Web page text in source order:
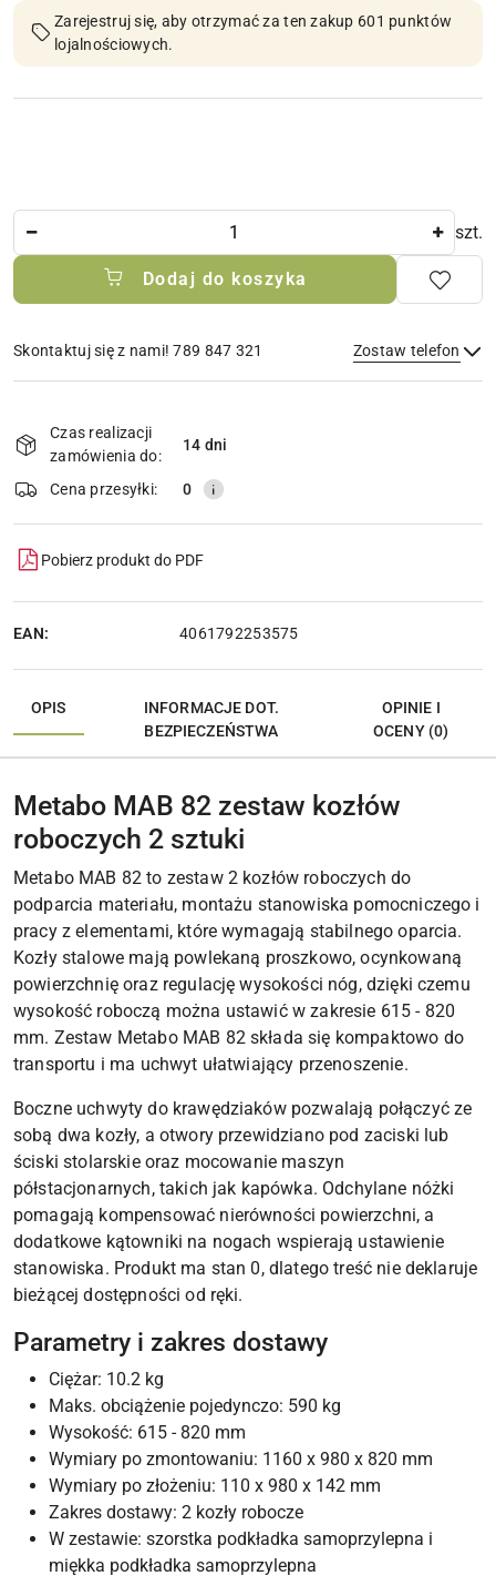
Zarejestruj się, aby otrzymać za ten zakup 601 punktów
lojalnościowych.
szt.
Dodaj do koszyka
Skontaktuj się z nami! 789 847 321 Zostaw telefon
Wyślij
dostawa
Czas realizacji
zamówienia do:
14 dni
Cena przesyłki: 0
Pobierz produkt do PDF
EAN: 4061792253575
OPIS
INFORMACJE DOT.
BEZPIECZEŃSTWA
OPINIE I
OCENY (0)
Metabo MAB 82 zestaw kozłów
roboczych 2 sztuki
Metabo MAB 82 to zestaw 2 kozłów roboczych do
podparcia materiału, montażu stanowiska pomocniczego i
pracy z elementami, które wymagają stabilnego oparcia.
Kozły stalowe mają powlekaną proszkowo, ocynkowaną
powierzchnię oraz regulację wysokości nóg, dzięki czemu
wysokość roboczą można ustawić w zakresie 615 - 820
mm. Zestaw Metabo MAB 82 składa się kompaktowo do
transportu i ma uchwyt ułatwiający przenoszenie.
Boczne uchwyty do krawędziaków pozwalają połączyć ze
sobą dwa kozły, a otwory przewidziano pod zaciski lub
ściski stolarskie oraz mocowanie maszyn
półstacjonarnych, takich jak kapówka. Odchylane nóżki
pomagają kompensować nierówności powierzchni, a
dodatkowe kątowniki na nogach wspierają ustawienie
stanowiska. Produkt ma stan 0, dlatego treść nie deklaruje
bieżącej dostępności od ręki.
Parametry i zakres dostawy
Ciężar: 10.2 kg
Maks. obciążenie pojedynczo: 590 kg
Wysokość: 615 - 820 mm
Wymiary po zmontowaniu: 1160 x 980 x 820 mm
Wymiary po złożeniu: 110 x 980 x 142 mm
Zakres dostawy: 2 kozły robocze
W zestawie: szorstka podkładka samoprzylepna i
miękka podkładka samoprzylepna